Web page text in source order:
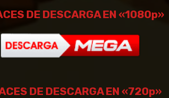
DE DESCARGA EN «1080p»
DE DESCARGA EN «720p»